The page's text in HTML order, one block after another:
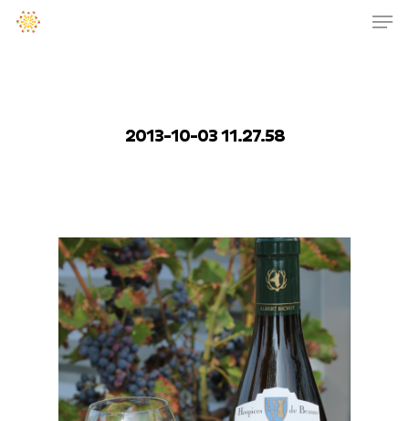
2013-10-03 11.27.58